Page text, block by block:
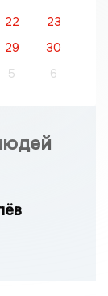
22
23
29
30
5 6